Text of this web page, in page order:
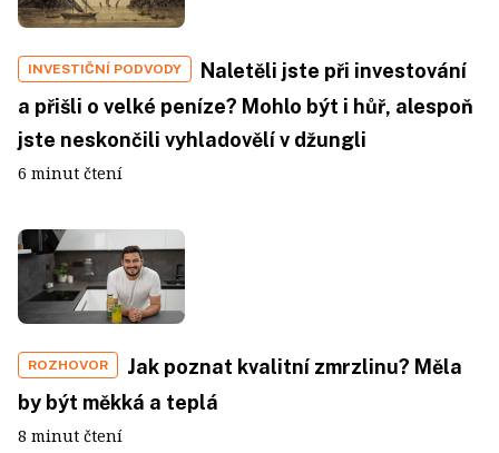
INVESTIČNÍ PODVODY
Naletěli jste při investování
a přišli o velké peníze? Mohlo být i hůř, alespoň
jste neskončili vyhladovělí v džungli
6 minut čtení
ROZHOVOR
Jak poznat kvalitní zmrzlinu? Měla
by být měkká a teplá
8 minut čtení